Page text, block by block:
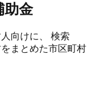
助金
向けに、 検索
まとめた市区町村